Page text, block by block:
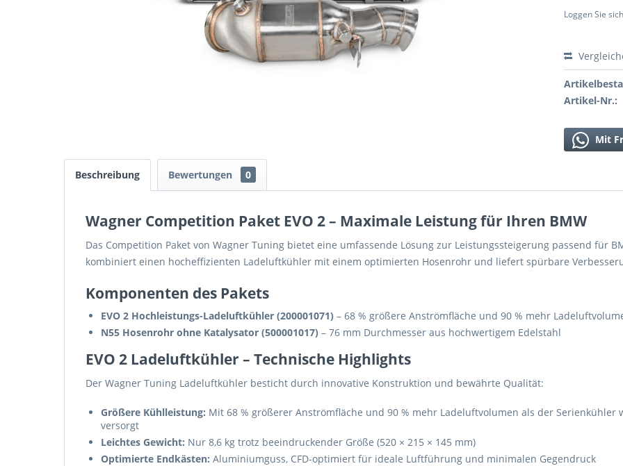
Loggen Sie
Artikel-Nr.:
Mit
Beschreibung Bewertungen 0
Wagner Competition Paket EVO 2 – Maximale Leistung für Ihren BMW
Das Competition Paket von Wagner Tuning bietet eine umfassende Lösung zur Leistungssteigerung passend für
kombiniert einen hocheffizienten Ladeluftkühler mit einem optimierten Hosenrohr und liefert spürbare
Komponenten des Pakets
EVO 2 Hochleistungs-Ladeluftkühler (200001071) – 68 % größere Anströmfläche und 90 % mehr
N55 Hosenrohr ohne Katalysator (500001017) – 76 mm Durchmesser aus hochwertigem Edelstahl
EVO 2 Ladeluftkühler – Technische Highlights
Der Wagner Tuning Ladeluftkühler besticht durch innovative Konstruktion und bewährte Qualität:
Größere Kühlleistung: Mit 68 % größerer Anströmfläche und 90 % mehr Ladeluftvolumen als der
versorgt
Leichtes Gewicht: Nur 8,6 kg trotz beeindruckender Größe (520 × 215 × 145 mm)
Optimierte Endkästen: Aluminiumguss, CFD-optimiert für ideale Luftführung und minimalen Gegendruck